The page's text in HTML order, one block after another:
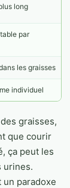
long
par
les graisses
individuel
graisses,
que courir
ça peut les
urines.
un paradoxe